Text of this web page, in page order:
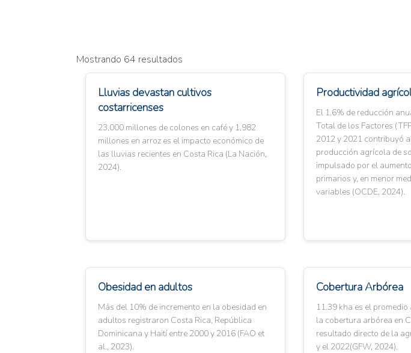
Mostrando 64 resultados
Lluvias devastan cultivos
costarricenses
23,000 millones de colones en café y 1,982
millones en arroz es el impacto económico de
las lluvias recientes en Costa Rica (La Nación,
2024).
Productividad
El 1.6% de reducción
Total de los Factores
2012 y 2021 contribuyó
producción agrícola de
impulsado por el
primarios y, en menor
variables (OCDE, 2024).
Obesidad en adultos
Más del 10% de incremento en la obesidad en
adultos registraron Costa Rica, República
Dominicana y Haití entre 2000 y 2016 (FAO et
al., 2023).
Cobertura Arbórea
11.39 kha es el
la cobertura arbórea en
resultado directo de la
y el 2022(GFW, 2024).